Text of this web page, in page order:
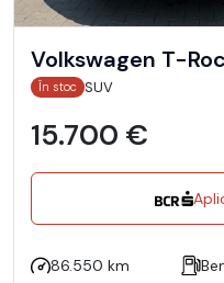
Volkswagen T-Roc
În stoc SUV
15.700 €
86.550 km